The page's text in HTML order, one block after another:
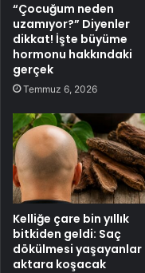
“Çocuğum neden
uzamıyor?” Diyenler
dikkat! İşte büyüme
hormonu hakkındaki
gerçek
Temmuz 6, 2026
Kelliğe çare bin yıllık
bitkiden geldi: Saç
dökülmesi yaşayanlar
aktara koşacak